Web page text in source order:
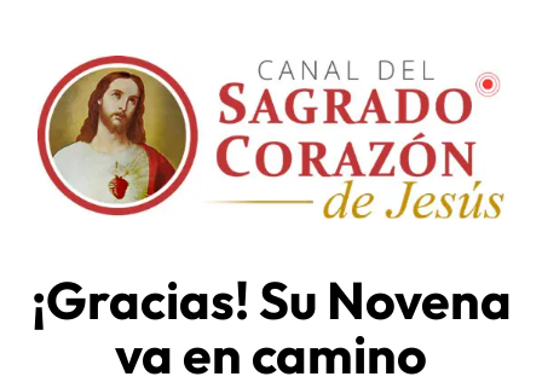
¡Gracias! Su Novena
va en camino